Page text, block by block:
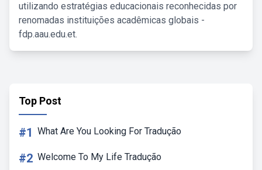
utilizando estratégias educacionais reconhecidas por
renomadas instituições acadêmicas globais -
fdp.aau.edu.et.
Top Post
#1 What Are You Looking For Tradução
#2 Welcome To My Life Tradução